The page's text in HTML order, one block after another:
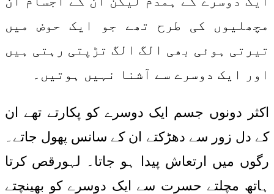
مچھلیوں کی طرح تھے جو ایک حوض میں
تیرتی ہوئی بھی الگ الگ تڑپتی رہتی ہیں
اور ایک دوسرے سے آشنا نہیں ہوتیں۔
اکثر دونوں جسم ایک دوسرے کو پکارتے تھے ان
کے دل زور سے دھڑکتے ان کے سانس پھول جاتے۔
رگوں میں ارتعاش پیدا ہو جاتا۔ لہورقص کرتا
ہاتھ مچلتے حسرت سے ایک دوسرے کو بھینچتے